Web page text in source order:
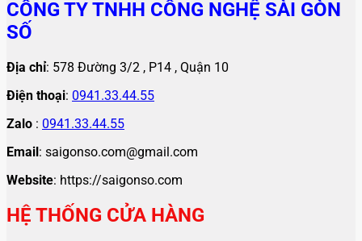
CÔNG TY TNHH CÔNG NGHỆ SÀI GÒN
SỐ
Địa chỉ: 578 Đường 3/2 , P14 , Quận 10
Điện thoại: 0941.33.44.55
Zalo : 0941.33.44.55
Email: saigonso.com@gmail.com
Website: https://saigonso.com
HỆ THỐNG CỬA HÀNG